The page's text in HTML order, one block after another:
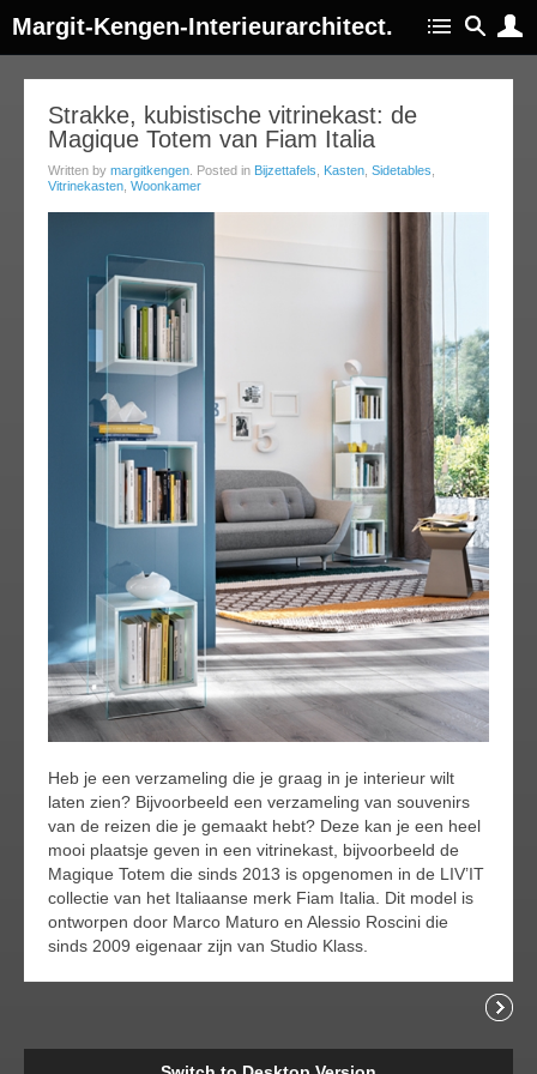
Margit-Kengen-Interieurarchitect.
Strakke, kubistische vitrinekast: de
Magique Totem van Fiam Italia
Written by margitkengen . Posted in Bijzettafels Kasten Sidetables
Vitrinekasten Woonkamer
Heb je een verzameling die je graag in je interieur wilt
laten zien? Bijvoorbeeld een verzameling van souvenirs
van de reizen die je gemaakt hebt? Deze kan je een heel
mooi plaatsje geven in een vitrinekast, bijvoorbeeld de
Magique Totem die sinds 2013 is opgenomen in de LIV’IT
collectie van het Italiaanse merk Fiam Italia. Dit model is
ontworpen door Marco Maturo en Alessio Roscini die
sinds 2009 eigenaar zijn van Studio Klass.